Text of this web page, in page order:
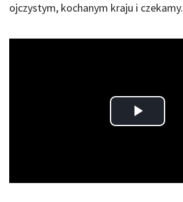
ojczystym, kochanym kraju i czekamy.
Play